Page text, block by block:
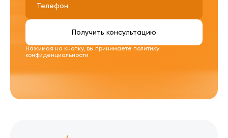
Нажимая на кнопку, вы принимаете политику
конфиденциальности
Получить консультацию